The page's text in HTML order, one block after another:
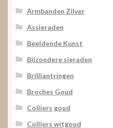
Armbanden Zilver
Assieraden
Beeldende Kunst
Bijzondere sieraden
Brilliantringen
Broches Goud
Colliers goud
Colliers witgoud